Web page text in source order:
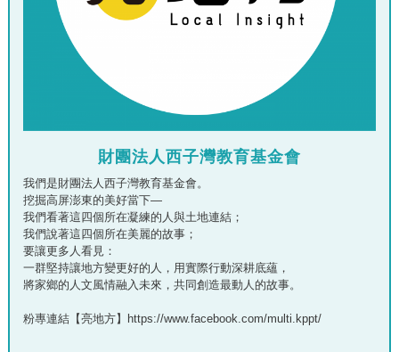
財團法人西子灣教育基金會
我們是財團法人西子灣教育基金會。
挖掘高屏澎東的美好當下—
我們看著這四個所在凝練的人與土地連結；
我們說著這四個所在美麗的故事；
要讓更多人看見：
一群堅持讓地方變更好的人，用實際行動深耕底蘊，
將家鄉的人文風情融入未來，共同創造最動人的故事。
粉專連結【亮地方】https://www.facebook.com/multi.kppt/